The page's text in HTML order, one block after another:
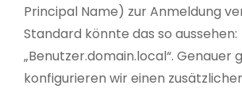
Principal Name) zur Anmeldung
Standard könnte das so aussehen:
„Benutzer.domain.local“. Genauer
konfigurieren wir einen